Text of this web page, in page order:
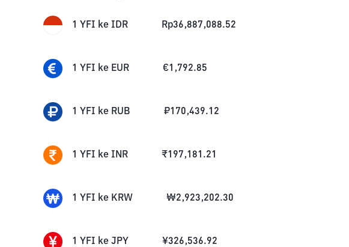
1 YFI ke IDR Rp36,887,088.52
1 YFI ke EUR €1,792.85
1 YFI ke RUB ₽170,439.12
1 YFI ke INR ₹197,181.21
1 YFI ke KRW ₩2,923,202.30
1 YFI ke JPY ¥326,536.92